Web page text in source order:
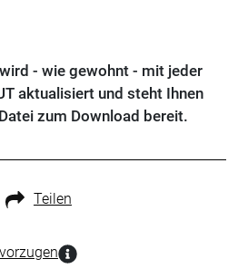
- wie gewohnt - mit jeder
aktualisiert und steht Ihnen
zum Download bereit.
Teilen